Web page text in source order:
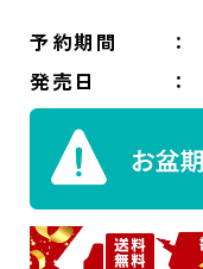
予約期間
発売日